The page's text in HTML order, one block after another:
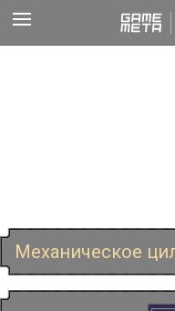
Механическое